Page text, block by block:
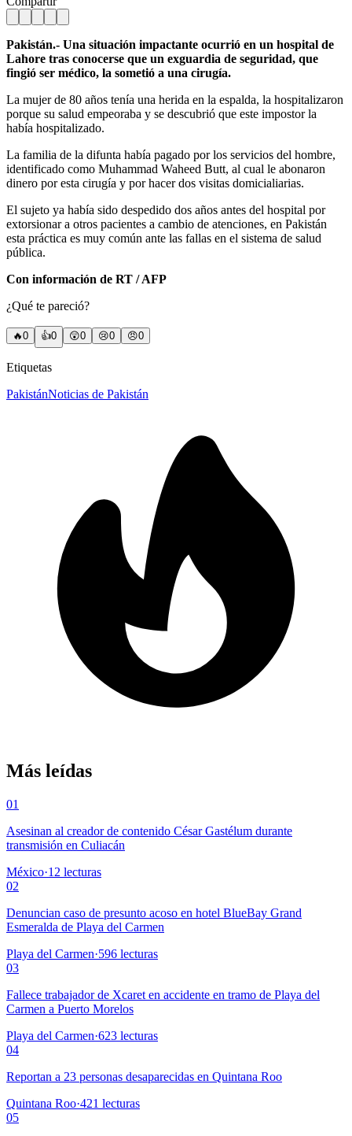
Pakistán.- Una situación impactante ocurrió en un hospital de
Lahore tras conocerse que un exguardia de seguridad, que
fingió ser médico, la sometió a una cirugía.
La mujer de 80 años tenía una herida en la espalda, la hospitalizaron
porque su salud empeoraba y se descubrió que este impostor la
había hospitalizado.
La familia de la difunta había pagado por los servicios del hombre,
identificado como Muhammad Waheed Butt, al cual le abonaron
dinero por esta cirugía y por hacer dos visitas domicialiarias.
El sujeto ya había sido despedido dos años antes del hospital por
extorsionar a otros pacientes a cambio de atenciones, en Pakistán
esta práctica es muy común ante las fallas en el sistema de salud
pública.
Con información de RT / AFP
¿Qué te pareció?
🔥0 👍0 😲0 😢0 😠0
Etiquetas
PakistánNoticias de Pakistán
Más leídas
01
Asesinan al creador de contenido César Gastélum durante
transmisión en Culiacán
México·12 lecturas
02
Denuncian caso de presunto acoso en hotel BlueBay Grand
Esmeralda de Playa del Carmen
Playa del Carmen·596 lecturas
03
Fallece trabajador de Xcaret en accidente en tramo de Playa del
Carmen a Puerto Morelos
Playa del Carmen·623 lecturas
04
Reportan a 23 personas desaparecidas en Quintana Roo
Quintana Roo·421 lecturas
05